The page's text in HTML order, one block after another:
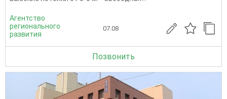
Агентство
регионального
развития
07.08
Позвонить